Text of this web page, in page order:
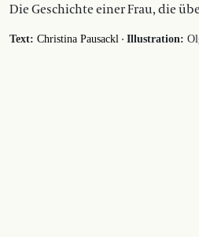
Die Geschichte einer Frau, die
Text: Christina Pausackl · Illustration: